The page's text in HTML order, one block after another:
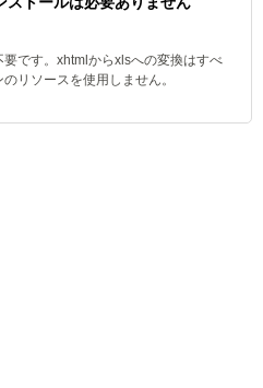
です。xhtmlからxlsへの変換はすべ
リソースを使用しません。